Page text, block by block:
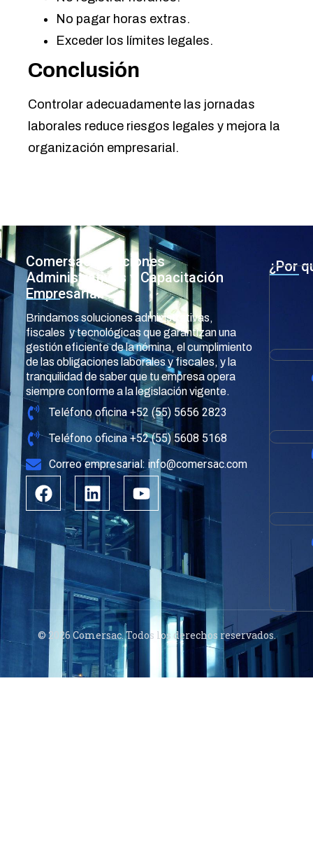
No pagar horas extras.
Exceder los límites legales.
Conclusión
Controlar adecuadamente las jornadas
laborales reduce riesgos legales y mejora la
organización empresarial.
Comersac Soluciones
Administrativas y Capacitación
Empresarial
Brindamos soluciones administrativas,
fiscales y tecnológicas que garantizan una
gestión eficiente de la nómina, el cumplimiento
de las obligaciones laborales y fiscales, y la
tranquilidad de saber que tu empresa opera
siempre conforme a la legislación vigente.
Teléfono oficina +52 (55) 5656 2823
Teléfono oficina +52 (55) 5608 5168
Correo empresarial: info@comersac.com
¿Por
© 2026 Comersac. Todos los derechos reservados.